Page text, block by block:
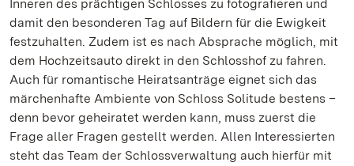
Inneren des prächtigen Schlosses zu fotografieren und
damit den besonderen Tag auf Bildern für die Ewigkeit
festzuhalten. Zudem ist es nach Absprache möglich, mit
dem Hochzeitsauto direkt in den Schlosshof zu fahren.
Auch für romantische Heiratsanträge eignet sich das
märchenhafte Ambiente von Schloss Solitude bestens –
denn bevor geheiratet werden kann, muss zuerst die
Frage aller Fragen gestellt werden. Allen Interessierten
steht das Team der Schlossverwaltung auch hierfür mit